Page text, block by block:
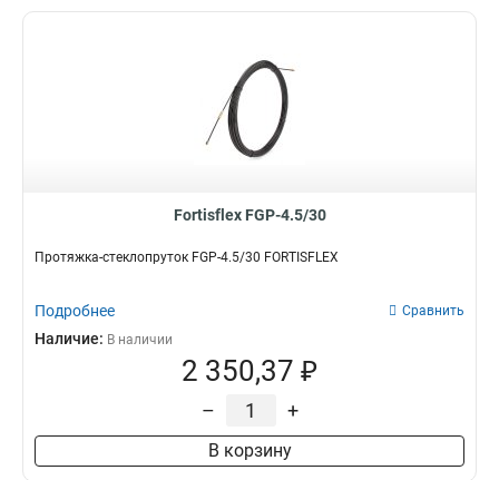
Fortisflex FGP-4.5/30
Протяжка-стеклопруток FGP-4.5/30 FORTISFLEX
Подробнее Сравнить
Наличие: В наличии
2 350,37 ₽
– +
В корзину